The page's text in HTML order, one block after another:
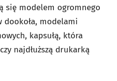
się modelem ogromnego
dookoła, modelami
kapsułą, która
najdłuższą drukarką